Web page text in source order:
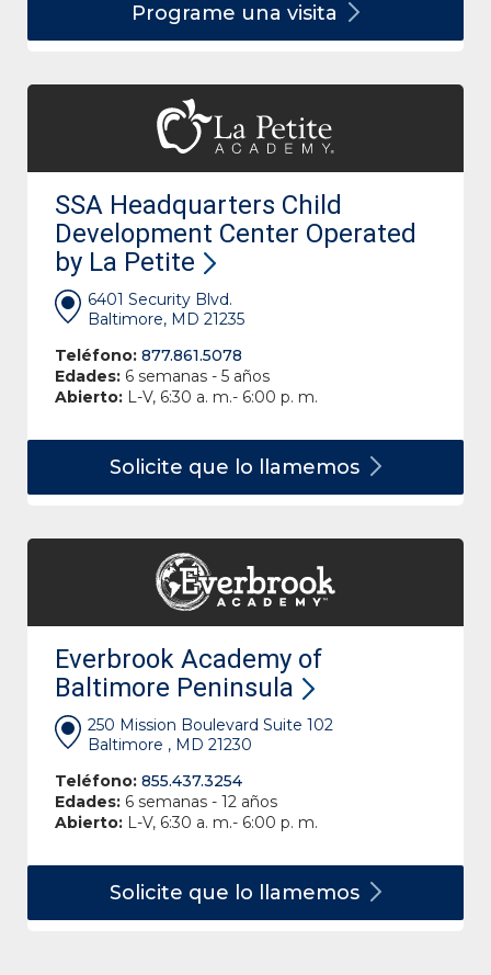
Programe una visita
SSA Headquarters Child
Development Center Operated
by La Petite
6401 Security Blvd.
Baltimore, MD 21235
Teléfono: 877.861.5078
Edades: 6 semanas - 5 años
Abierto: L-V, 6:30 a. m.- 6:00 p. m.
Solicite que lo llamemos
Everbrook Academy of
Baltimore Peninsula
250 Mission Boulevard Suite 102
Baltimore , MD 21230
Teléfono: 855.437.3254
Edades: 6 semanas - 12 años
Abierto: L-V, 6:30 a. m.- 6:00 p. m.
Solicite que lo llamemos